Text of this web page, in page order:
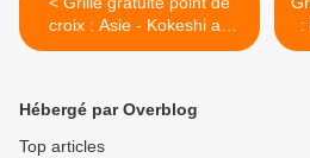
croix : Asie - Kokeshi au
kimono coloré
:
Hébergé par Overblog
Top articles